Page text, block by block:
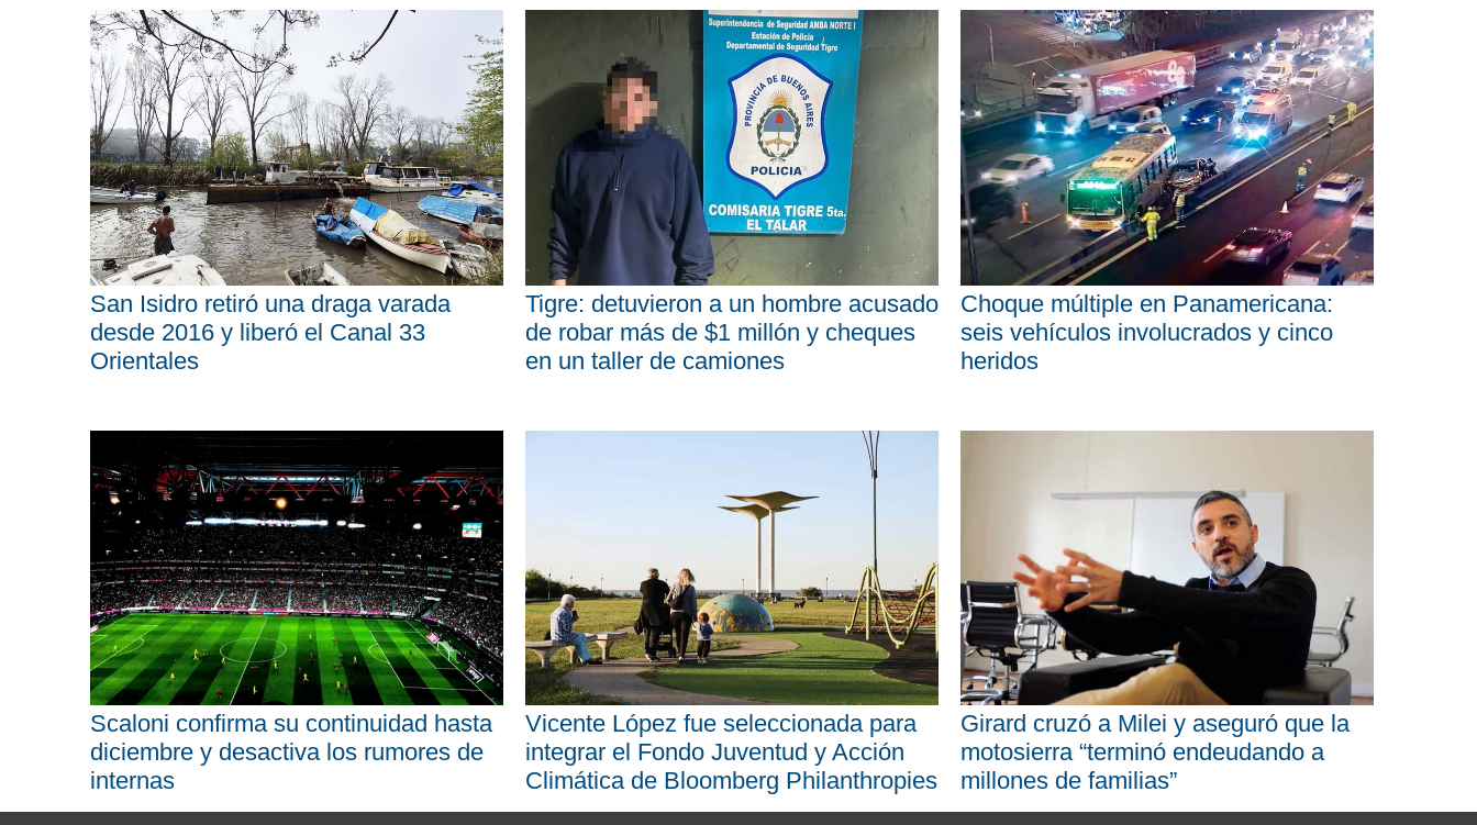
San Isidro retiró una draga varada
desde 2016 y liberó el Canal 33
Orientales
Tigre: detuvieron a un hombre acusado
de robar más de $1 millón y cheques
en un taller de camiones
Choque múltiple en Panamericana:
seis vehículos involucrados y cinco
heridos
Scaloni confirma su continuidad hasta
diciembre y desactiva los rumores de
internas
Vicente López fue seleccionada para
integrar el Fondo Juventud y Acción
Climática de Bloomberg Philanthropies
Girard cruzó a Milei y aseguró que la
motosierra “terminó endeudando a
millones de familias”